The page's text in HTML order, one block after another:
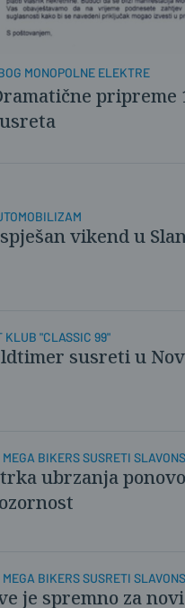
MONOPOLNE ELEKTRE
pripreme
vikend u
KLUB "CLASSIC 99"
susreti u
11. MEGA BIKERS SUSRETI
ubrzanja
11. MEGA BIKERS SUSRETI
je spremno za